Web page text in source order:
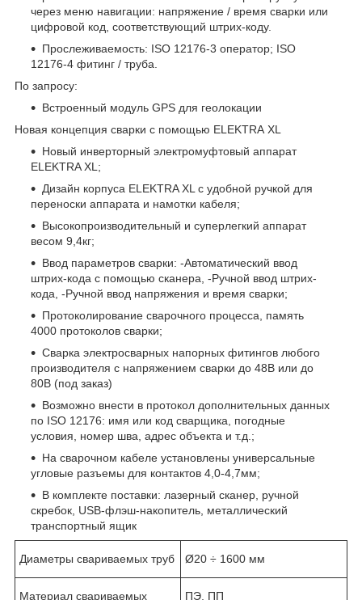
через меню навигации: напряжение / время сварки или
цифровой код, соответствующий штрих-коду.
Прослеживаемость: ISO 12176-3 оператор; ISO
12176-4 фитинг / труба.
По запросу:
Встроенный модуль GPS для геолокации
Новая концепция сварки с помощью ELEKTRA XL
Новый инверторный электромуфтовый аппарат
ELEKTRA XL;
Дизайн корпуса ELEKTRA XL с удобной ручкой для
переноски аппарата и намотки кабеля;
Высокопроизводительный и суперлегкий аппарат
весом 9,4кг;
Ввод параметров сварки: -Автоматический ввод
штрих-кода с помощью сканера, -Ручной ввод штрих-
кода, -Ручной ввод напряжения и время сварки;
Протоколирование сварочного процесса, память
4000 протоколов сварки;
Сварка электросварных напорных фитингов любого
производителя с напряжением сварки до 48В или до
80В (под заказ)
Возможно внести в протокол дополнительных данных
по ISO 12176: имя или код сварщика, погодные
условия, номер шва, адрес объекта и т.д.;
На сварочном кабеле установлены универсальные
угловые разъемы для контактов 4,0-4,7мм;
В комплекте поставки: лазерный сканер, ручной
скребок, USB-флэш-накопитель, металлический
транспортный ящик
Диаметры свариваемых труб Ø20 ÷ 1600 мм
Материал свариваемых ПЭ, ПП